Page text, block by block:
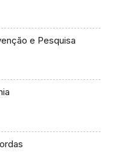
e Pesquisa